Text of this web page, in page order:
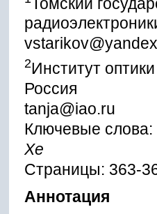
2Институт
Россия
tanja@iao.ru
Ключевые слова:
Xe
Страницы: 363-
Аннотация